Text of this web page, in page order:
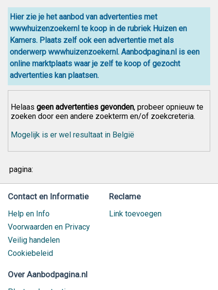
Hier zie je het aanbod van advertenties met
wwwhuizenzoekernl te koop in de rubriek Huizen en
Kamers. Plaats zelf ook een advertentie met als
onderwerp wwwhuizenzoekernl. Aanbodpagina.nl is een
online marktplaats waar je zelf te koop of gezocht
advertenties kan plaatsen.
Helaas geen advertenties gevonden, probeer opnieuw te
zoeken door een andere zoekterm en/of zoekcreteria.
Mogelijk is er wel resultaat in België
pagina:
Contact en Informatie
Help en Info
Voorwaarden en Privacy
Veilig handelen
Cookiebeleid
Reclame
Link toevoegen
Over Aanbodpagina.nl